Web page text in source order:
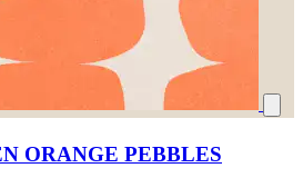
ORANGE PEBBLES